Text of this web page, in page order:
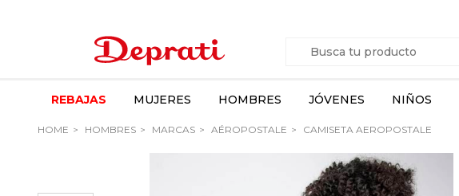
REBAJAS MUJERES HOMBRES JÓVENES NIÑOS
HOME HOMBRES MARCAS AÉROPOSTALE CAMISETA AEROPOSTALE